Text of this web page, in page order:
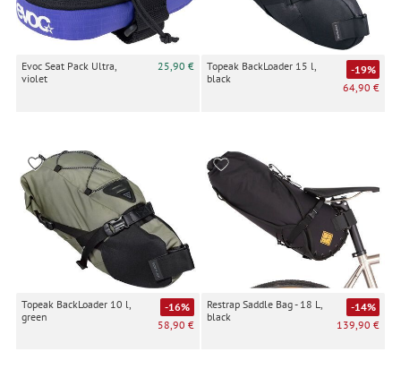
Evoc Seat Pack Ultra,
violet
25,90 €
Topeak BackLoader 15 l,
black
-19%
64,90 €
Topeak BackLoader 10 l,
green
-16%
58,90 €
Restrap Saddle Bag - 18 L,
black
-14%
139,90 €